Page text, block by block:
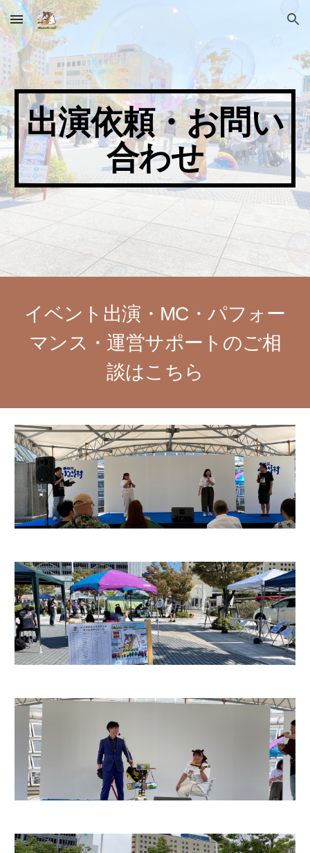
Skip to main content Skip to navigation
出演依頼・お問い
合わせ
イベント出演・MC・パフォー
マンス・運営サポートのご相
談はこちら